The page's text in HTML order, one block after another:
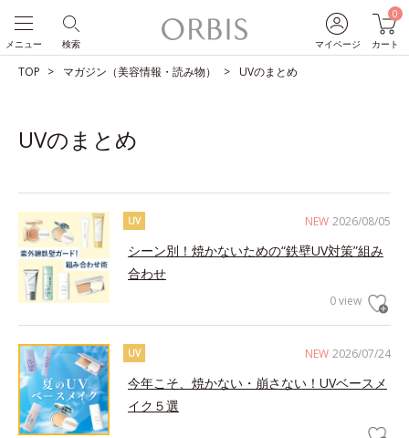
マイページ
0
カート
検索
メニュー
TOP マガジン（美容情報・読み物） UVのまとめ
UVのまとめ
NEW 2026/08/05
UV
シーン別！焼かないための“鉄壁UV対策”組み
合わせ
0 view
NEW 2026/07/24
UV
今年こそ、焼かない・崩さない！UVベースメ
イク５選